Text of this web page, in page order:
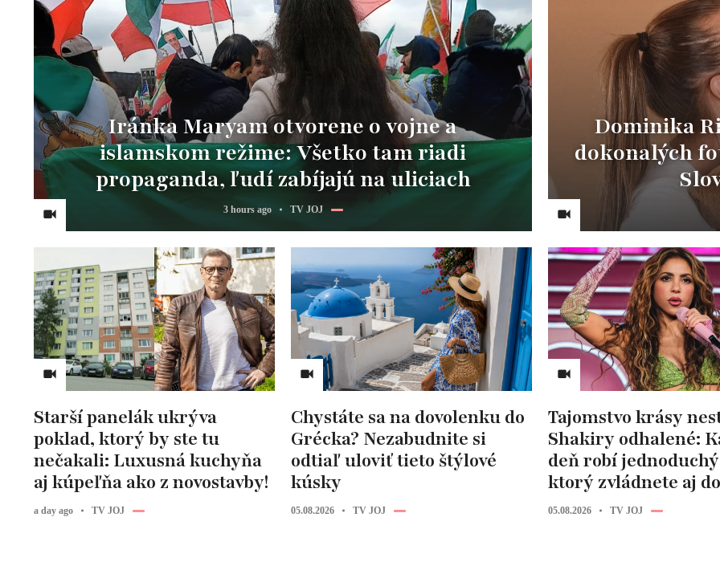
Iránka Maryam otvorene o vojne a
islamskom režime: Všetko tam riadi
propaganda, ľudí zabíjajú na uliciach
3 hours ago TV JOJ
Dominika
dokonalých
Starší panelák ukrýva
poklad, ktorý by ste tu
nečakali: Luxusná kuchyňa
aj kúpeľňa ako z novostavby!
a day ago TV JOJ
Chystáte sa na dovolenku do
Grécka? Nezabudnite si
odtiaľ uloviť tieto štýlové
kúsky
05.08.2026 TV JOJ
Tajomstvo krásy
Shakiry odhalené:
deň robí
ktorý zvládnete aj
05.08.2026 TV JOJ